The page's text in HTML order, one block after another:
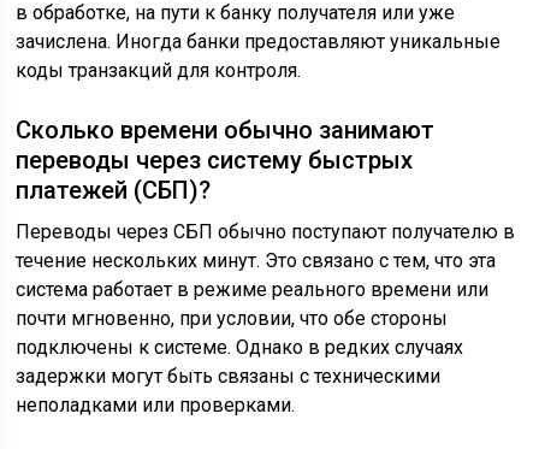
в обработке, на пути к банку получателя или уже
зачислена. Иногда банки предоставляют уникальные
коды транзакций для контроля.
Сколько времени обычно занимают
переводы через систему быстрых
платежей (СБП)?
Переводы через СБП обычно поступают получателю в
течение нескольких минут. Это связано с тем, что эта
система работает в режиме реального времени или
почти мгновенно, при условии, что обе стороны
подключены к системе. Однако в редких случаях
задержки могут быть связаны с техническими
неполадками или проверками.